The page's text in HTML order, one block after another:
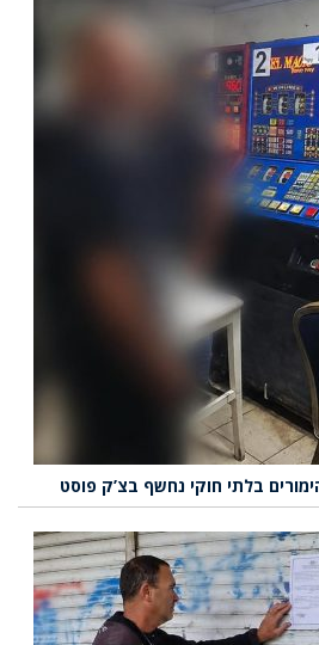
בלתי חוקי נחשף בצ’ק פוסט